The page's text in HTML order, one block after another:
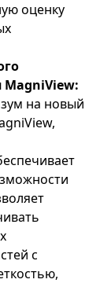
оценку
на новый
с